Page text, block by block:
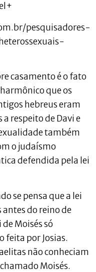
pesquisadores-
casamento é o fato
que os
hebreus eram
respeito de Davi e
também
o judaísmo
defendida pela lei
se pensa que a lei
antes do reino de
Moisés só
feita por Josias.
não conheciam
Moisés.